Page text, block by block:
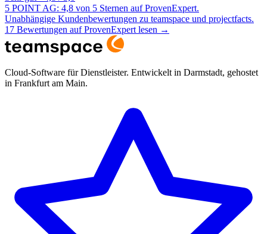
5 POINT AG: 4,8 von 5 Sternen auf ProvenExpert.
Unabhängige Kundenbewertungen zu teamspace und projectfacts.
17 Bewertungen auf ProvenExpert lesen →
Cloud-Software für Dienstleister. Entwickelt in Darmstadt, gehostet
in Frankfurt am Main.